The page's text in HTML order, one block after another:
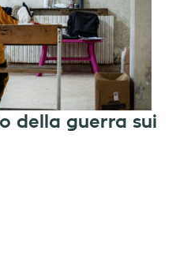
della guerra sui